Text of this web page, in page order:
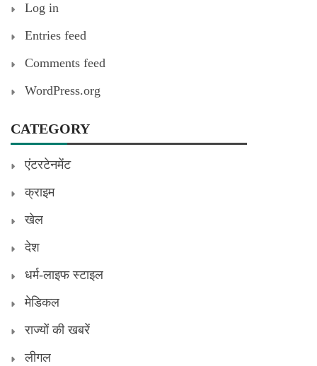
Log in
Entries feed
Comments feed
WordPress.org
CATEGORY
एंटरटेनमेंट
क्राइम
खेल
देश
धर्म-लाइफ स्टाइल
मेडिकल
राज्यों की खबरें
लीगल